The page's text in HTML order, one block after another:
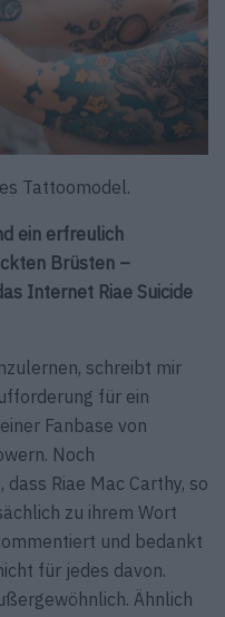
ein erfreulich
Brüsten –
Internet Riae Suicide
schreibt mir
für ein
Fanbase von
Noch
Riae Mac Carthy, so
zu ihrem Wort
und bedankt
für jedes davon.
Ähnlich